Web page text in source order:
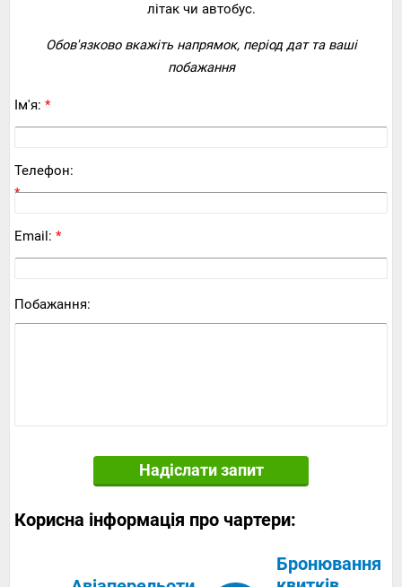
літак чи автобус.
Обов'язково вкажіть напрямок, період дат та ваші
побажання
Ім'я: *
Телефон:
*
Email: *
Побажання:
Надіслати запит
Корисна інформація про чартери:
Бронювання